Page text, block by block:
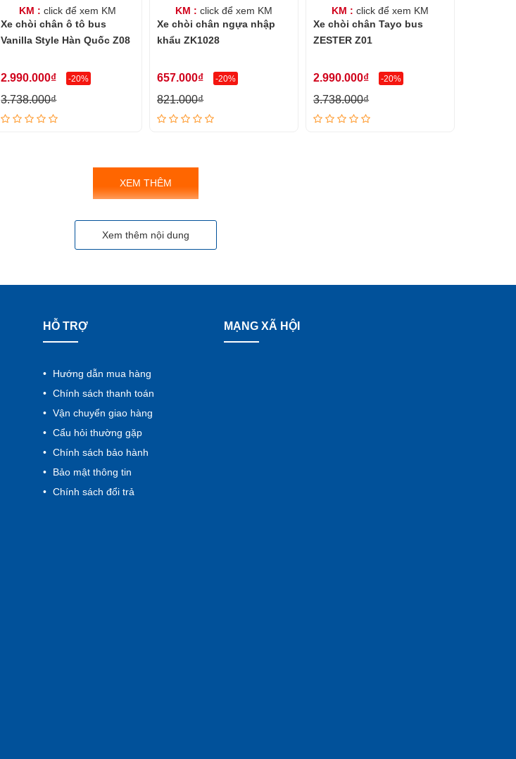
KM : click để xem KM
Xe chòi chân ô tô bus
Vanilla Style Hàn Quốc Z08
2.990.000₫ -20%
3.738.000₫
KM : click để xem KM
Xe chòi chân ngựa nhập
khẩu ZK1028
657.000₫ -20%
821.000₫
KM : click để xem KM
Xe chòi chân Tayo bus
ZESTER Z01
2.990.000₫ -20%
3.738.000₫
XEM THÊM
Xem thêm nội dung
HỖ TRỢ
Hướng dẫn mua hàng
Chính sách thanh toán
Vận chuyển giao hàng
Cẩu hỏi thường gặp
Chính sách bảo hành
Bảo mật thông tin
Chính sách đổi trả
MẠNG XÃ HỘI